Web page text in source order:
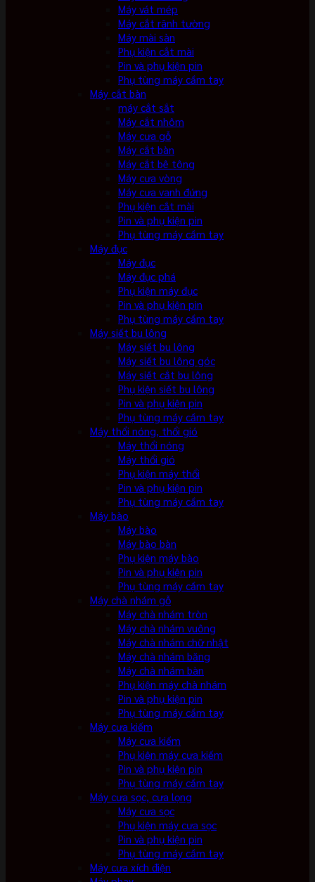
Máy vát mép
Máy cắt rãnh tường
Máy mài sàn
Phụ kiện cắt mài
Pin và phụ kiện pin
Phụ tùng máy cầm tay
Máy cắt bàn
máy cắt sắt
Máy cắt nhôm
Máy cưa gỗ
Máy cắt bàn
Máy cắt bê tông
Máy cưa vòng
Máy cưa vanh đứng
Phụ kiện cắt mài
Pin và phụ kiện pin
Phụ tùng máy cầm tay
Máy đục
Máy đục
Máy đục phá
Phụ kiện máy đục
Pin và phụ kiện pin
Phụ tùng máy cầm tay
Máy siết bu lông
Máy siết bu lông
Máy siết bu lông góc
Máy siết cắt bu lông
Phụ kiện siết bu lông
Pin và phụ kiện pin
Phụ tùng máy cầm tay
Máy thổi nóng, thổi gió
Máy thổi nóng
Máy thổi gió
Phụ kiện máy thổi
Pin và phụ kiện pin
Phụ tùng máy cầm tay
Máy bào
Máy bào
Máy bào bàn
Phụ kiện máy bào
Pin và phụ kiện pin
Phụ tùng máy cầm tay
Máy chà nhám gỗ
Máy chà nhám tròn
Máy chà nhám vuông
Máy chà nhám chữ nhật
Máy chà nhám băng
Máy chà nhám bàn
Phụ kiện máy chà nhám
Pin và phụ kiện pin
Phụ tùng máy cầm tay
Máy cưa kiếm
Máy cưa kiếm
Phụ kiện máy cưa kiếm
Pin và phụ kiện pin
Phụ tùng máy cầm tay
Máy cưa sọc, cưa lọng
Máy cưa sọc
Phụ kiện máy cưa sọc
Pin và phụ kiện pin
Phụ tùng máy cầm tay
Máy cưa xích điện